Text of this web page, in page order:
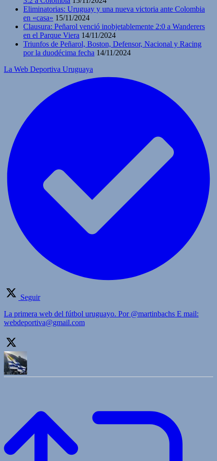
Eliminatorias: Uruguay y una nueva victoria ante Colombia
en «casa» 15/11/2024
Clausura: Peñarol venció inobjetablemente 2:0 a Wanderers
en el Parque Viera 14/11/2024
Triunfos de Peñarol, Boston, Defensor, Nacional y Racing
por la duodécima fecha 14/11/2024
La Web Deportiva Uruguaya
Seguir
La primera web del fútbol uruguayo. Por @martinbachs E mail:
webdeportiva@gmail.com